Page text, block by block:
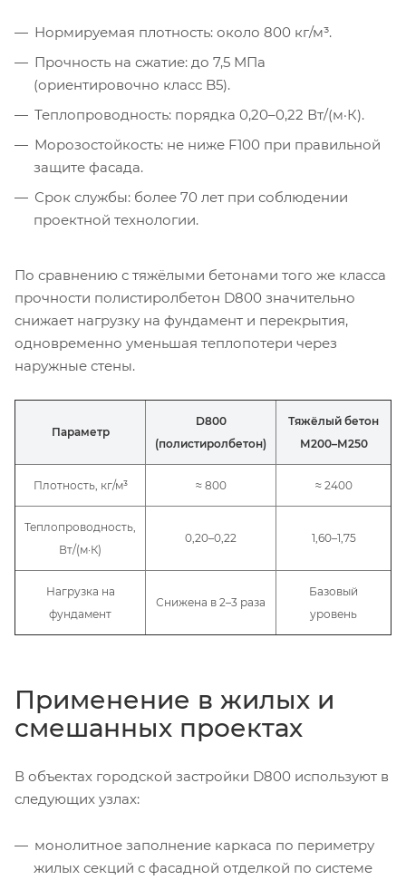
Нормируемая плотность: около 800 кг/м³.
Прочность на сжатие: до 7,5 МПа
(ориентировочно класс B5).
Теплопроводность: порядка 0,20–0,22 Вт/(м·К).
Морозостойкость: не ниже F100 при правильной
защите фасада.
Срок службы: более 70 лет при соблюдении
проектной технологии.
По сравнению с тяжёлыми бетонами того же класса
прочности полистиролбетон D800 значительно
снижает нагрузку на фундамент и перекрытия,
одновременно уменьшая теплопотери через
наружные стены.
Параметр
D800
(полистиролбетон)
Тяжёлый бетон
М200–М250
Плотность, кг/м³ ≈ 800 ≈ 2400
Теплопроводность,
Вт/(м·К)
0,20–0,22 1,60–1,75
Нагрузка на
фундамент
Снижена в 2–3 раза
Базовый
уровень
Применение в жилых и
смешанных проектах
В объектах городской застройки D800 используют в
следующих узлах:
монолитное заполнение каркаса по периметру
жилых секций с фасадной отделкой по системе